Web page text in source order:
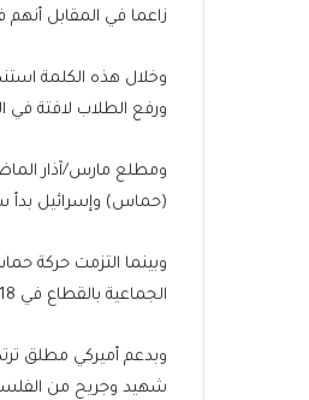
زاعما في المقابل
وخلال هذه الكلمة
ورفع الطلاب لافتة في القاعة
ومطلع مارس/آذار
(حماس) وإسرائيل بدأ سريانه في 19 يناير/كانون الثاني الماضي،
وبينما التزمت حركة
الجماعية بالقطاع في 18 مارس/آذار الماضي، استجابة للجناح الأشد تطرفا في حكومته اليمينية، وفق إعلام عبري.
شهيد وجريح من